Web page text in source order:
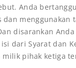
Anda
dan menggunakan
disarankan
dari Syarat dan
pihak ketiga